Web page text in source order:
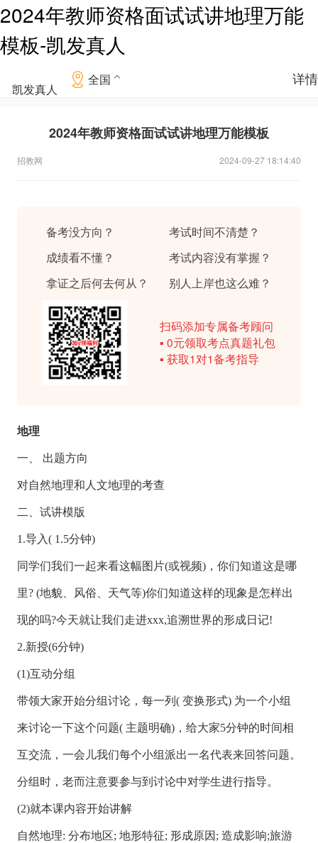
2024年教师资格面试试讲地理万能
模板-凯发真人
凯发真人
全国 详情
2024年教师资格面试试讲地理万能模板
招教网 2024-09-27 18:14:40
备考没方向？
考试时间不清楚？
成绩看不懂？
考试内容没有掌握？
拿证之后何去何从？
别人上岸也这么难？
扫码添加专属备考顾问
▪ 0元领取考点真题礼包
▪ 获取1对1备考指导
地理
一、 出题方向
对自然地理和人文地理的考查
二、试讲模版
1.导入( 1.5分钟)
同学们我们一起来看这幅图片(或视频)，你们知道这是哪
里? (地貌、风俗、天气等)你们知道这样的现象是怎样出
现的吗?今天就让我们走进xxx,追溯世界的形成日记!
2.新授(6分钟)
(1)互动分组
带领大家开始分组讨论，每一列( 变换形式) 为一个小组
来讨论一下这个问题( 主题明确)，给大家5分钟的时间相
互交流，一会儿我们每个小组派出一名代表来回答问题。
分组时，老而注意要参与到讨论中对学生进行指导。
(2)就本课内容开始讲解
自然地理: 分布地区; 地形特征; 形成原因; 造成影响;旅游